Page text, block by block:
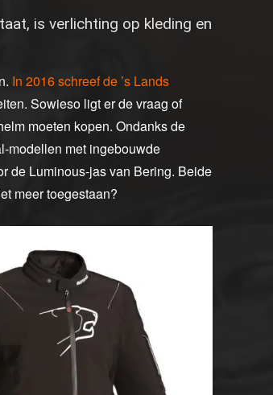
is verlichting op kleding en
In 2016 schreef de ’s Lands
Sowieso ligt er de vraag of
moeten kopen. Ondanks de
modellen met ingebouwde
de Luminous-jas van Bering. Beide
meer toegestaan?